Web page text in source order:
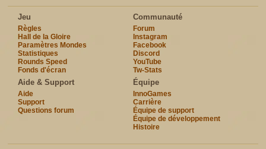
Jeu
Règles
Hall de la Gloire
Paramètres Mondes
Statistiques
Rounds Speed
Fonds d'écran
Communauté
Forum
Instagram
Facebook
Discord
YouTube
Tw-Stats
Aide & Support
Aide
Support
Questions forum
Équipe
InnoGames
Carrière
Équipe de support
Équipe de développement
Histoire